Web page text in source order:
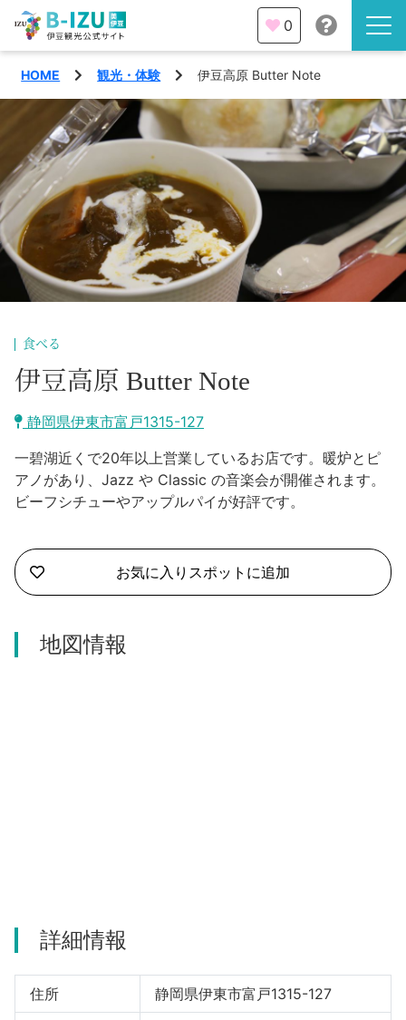
伊豆半島を知る
伊豆のみどころ
みる
あそぶ
あじわう
観光・体験
イベント
エリア
熱海市
沼津市
三島市
南伊豆町
函南町
西伊豆町
伊東市
特集
旅の計画
モデルコース
宿泊・予約
AIルートプランナー
日本語
合同会社説明会
伊豆ワーケーション
0
HOME 観光・体験 伊豆高原 Butter Note
食べる
伊豆高原 Butter Note
静岡県伊東市富戸1315-127
一碧湖近くで20年以上営業しているお店です。暖炉とピ
アノがあり、Jazz や Classic の音楽会が開催されます。
ビーフシチューやアップルパイが好評です。
お気に入りスポットに追加
地図情報
詳細情報
住所 静岡県伊東市富戸1315-127